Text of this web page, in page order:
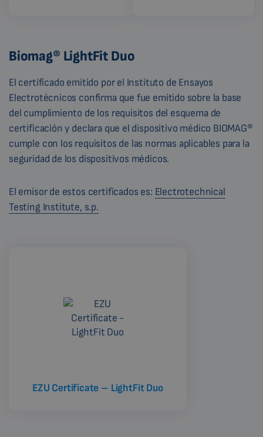
Biomag® LightFit Duo
El certificado emitido por el Instituto de Ensayos
Electrotécnicos confirma que fue emitido sobre la base
del cumplimiento de los requisitos del esquema de
certificación y declara que el dispositivo médico BIOMAG®
cumple con los requisitos de las normas aplicables para la
seguridad de los dispositivos médicos.
El emisor de estos certificados es: Electrotechnical
Testing Institute, s.p.
EZU Certificate – LightFit Duo